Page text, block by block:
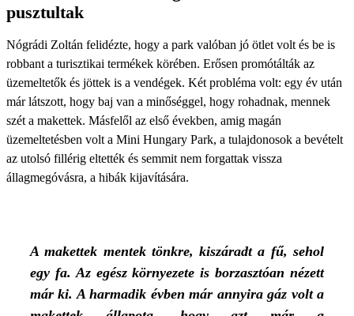
pusztultak
Nógrádi Zoltán felidézte, hogy a park valóban jó ötlet volt és be is
robbant a turisztikai termékek körében. Erősen promótálták az
üzemeltetők és jöttek is a vendégek. Két probléma volt: egy év után
már látszott, hogy baj van a minőséggel, hogy rohadnak, mennek
szét a makettek. Másfelől az első években, amig magán
üzemeltetésben volt a Mini Hungary Park, a tulajdonosok a bevételt
az utolsó fillérig eltették és semmit nem forgattak vissza
állagmegóvásra, a hibák kijavítására.
A makettek mentek tönkre, kiszáradt a fű, sehol
egy fa. Az egész környezete is borzasztóan nézett
már ki. A harmadik évben már annyira gáz volt a